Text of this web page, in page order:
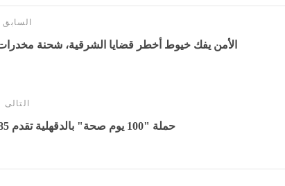
السابق
الأمن يفك خيوط أخطر قضايا الشرقية، شحنة مخدرات تقود إلى 4 جثث و350
التالى
حملة "100 يوم صحة" بالدقهلية تقدم 485 ألف خدمة مجانية خلال 7 أيام